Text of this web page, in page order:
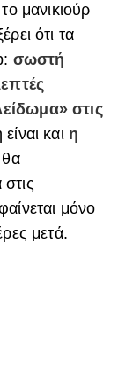
μανικιούρ
ότι τα
σωστή
στις
και η
μόνο
μετά.